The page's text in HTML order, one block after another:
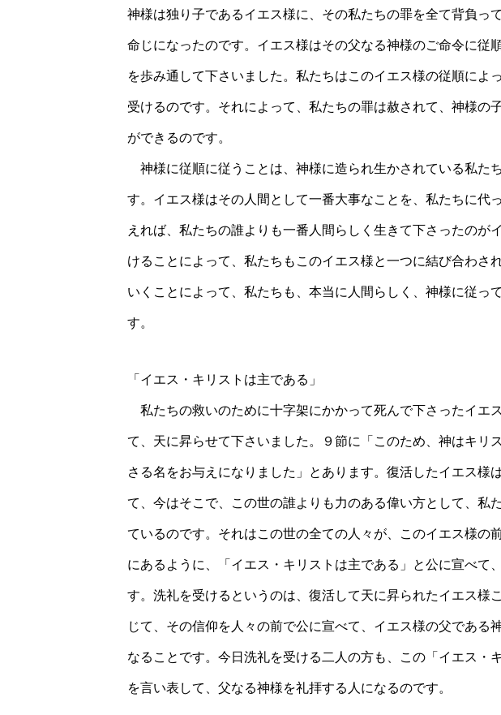
神様は独り子であるイエス様に、その私たちの罪を全て背負っ
命じになったのです。イエス様はその父なる神様のご命令に従
を歩み通して下さいました。私たちはこのイエス様の従順によ
受けるのです。それによって、私たちの罪は赦されて、神様の
ができるのです。
神様に従順に従うことは、神様に造られ生かされている私た
す。イエス様はその人間として一番大事なことを、私たちに代
えれば、私たちの誰よりも一番人間らしく生きて下さったのが
けることによって、私たちもこのイエス様と一つに結び合わさ
いくことによって、私たちも、本当に人間らしく、神様に従っ
す。
「イエス・キリストは主である」
私たちの救いのために十字架にかかって死んで下さったイエ
て、天に昇らせて下さいました。９節に「このため、神はキリ
さる名をお与えになりました」とあります。復活したイエス様
て、今はそこで、この世の誰よりも力のある偉い方として、私
ているのです。それはこの世の全ての人々が、このイエス様の
にあるように、「イエス・キリストは主である」と公に宣べて
す。洗礼を受けるというのは、復活して天に昇られたイエス様
じて、その信仰を人々の前で公に宣べて、イエス様の父である
なることです。今日洗礼を受ける二人の方も、この「イエス・
を言い表して、父なる神様を礼拝する人になるのです。